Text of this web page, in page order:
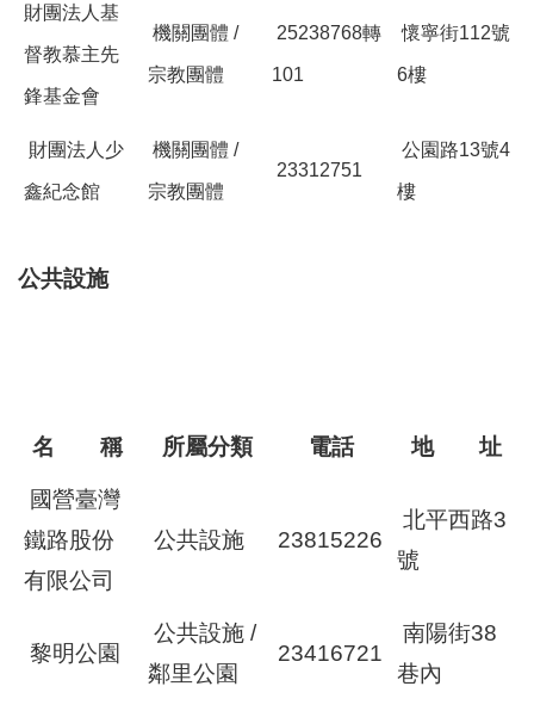
財團法人基
督教慕主先
鋒基金會
機關團體 /
宗教團體
25238768轉
101
懷寧街112號
6樓
財團法人少
鑫紀念館
機關團體 /
宗教團體
23312751
公園路13號4
樓
公共設施
名 稱 所屬分類 電話 地 址
國營臺灣
鐵路股份
有限公司
公共設施 23815226
北平西路3
號
黎明公園
公共設施 /
鄰里公園
23416721
南陽街38
巷內